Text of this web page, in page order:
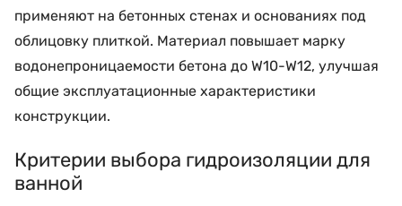
применяют на бетонных стенах и основаниях под
облицовку плиткой. Материал повышает марку
водонепроницаемости бетона до W10-W12, улучшая
общие эксплуатационные характеристики
конструкции.
Критерии выбора гидроизоляции для
ванной